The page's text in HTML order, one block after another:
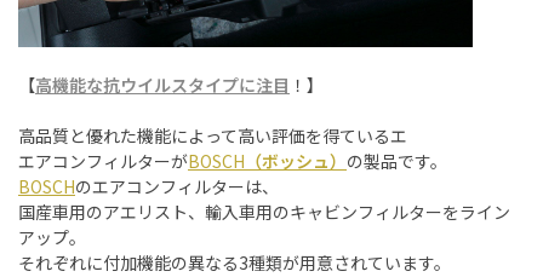
【高機能な抗ウイルスタイプに注目 ！】
高品質と優れた機能によって高い評価を得ているエ
エアコンフィルターがBOSCH （ボッシュ） の製品です。
BOSCHのエアコンフィルターは、
国産車用のアエリスト、輸入車用のキャビンフィルターをライン
アップ。
それぞれに付加機能の異なる3種類が用意されています。